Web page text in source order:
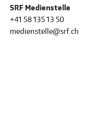
SRF Medienstelle
+41 58 135 13 50
medienstelle@srf.ch